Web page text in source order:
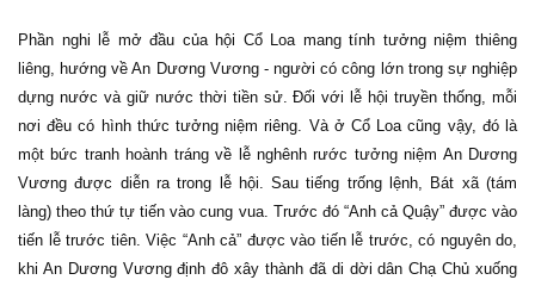
Phần nghi lễ mở đầu của hội Cổ Loa mang tính tưởng niệm thiêng
liêng, hướng về An Dương Vương - người có công lớn trong sự nghiệp
dựng nước và giữ nước thời tiền sử. Đối với lễ hội truyền thống, mỗi
nơi đều có hình thức tưởng niệm riêng. Và ở Cổ Loa cũng vậy, đó là
một bức tranh hoành tráng về lễ nghênh rước tưởng niệm An Dương
Vương được diễn ra trong lễ hội. Sau tiếng trống lệnh, Bát xã (tám
làng) theo thứ tự tiến vào cung vua. Trước đó “Anh cả Quậy” được vào
tiến lễ trước tiên. Việc “Anh cả” được vào tiến lễ trước, có nguyên do,
khi An Dương Vương định đô xây thành đã di dời dân Chạ Chủ xuống